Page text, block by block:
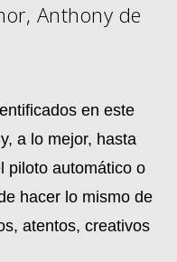
Anthony de
en este
a lo mejor, hasta
piloto automático o
hacer lo mismo de
atentos, creativos